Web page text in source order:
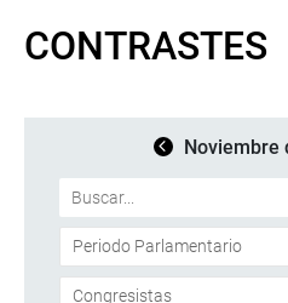
CONTRASTES
Noviembre